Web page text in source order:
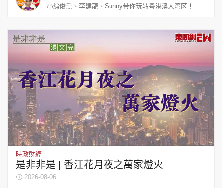
小编俊熏、李建龍、Sunny带你玩转粤港澳大湾区！
時政財經
是非非是 | 香江花月夜之萬家燈火
2026-08-06